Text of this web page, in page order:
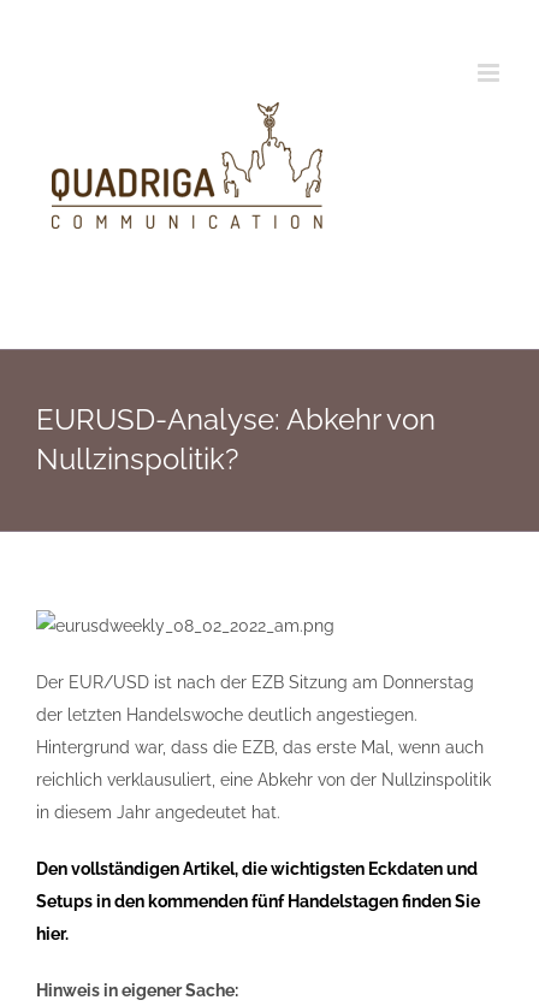
EURUSD-Analyse: Abkehr von
Nullzinspolitik?
Der EUR/USD ist nach der EZB Sitzung am Donnerstag
der letzten Handelswoche deutlich angestiegen.
Hintergrund war, dass die EZB, das erste Mal, wenn auch
reichlich verklausuliert, eine Abkehr von der Nullzinspolitik
in diesem Jahr angedeutet hat.
Den vollständigen Artikel, die wichtigsten Eckdaten und
Setups in den kommenden fünf Handelstagen finden Sie
hier.
Hinweis in eigener Sache: